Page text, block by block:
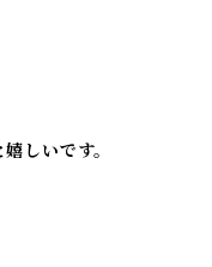
しいです。